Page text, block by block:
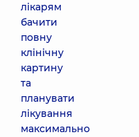
лікарям
бачити
повну
клінічну
картину
та
планувати
лікування
максимально